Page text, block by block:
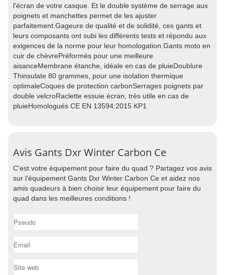
l'écran de votre casque. Et le double système de serrage aux
poignets et manchettes permet de les ajuster
parfaitement.Gageure de qualité et de solidité, ces gants et
leurs composants ont subi les différents tests et répondu aux
exigences de la norme pour leur homologation.Gants moto en
cuir de chèvrePréformés pour une meilleure
aisanceMembrane étanche, idéale en cas de pluieDoublure
Thinsulate 80 grammes, pour une isolation thermique
optimaleCoques de protection carbonSerrages poignets par
double velcroRaclette essuie écran, très utile en cas de
pluieHomologués CE EN 13594:2015 KP1
Avis Gants Dxr Winter Carbon Ce
C'est votre équipement pour faire du quad ? Partagez vos avis
sur l'équipement Gants Dxr Winter Carbon Ce et aidez nos
amis quadeurs à bien choisir leur équipement pour faire du
quad dans les meilleures conditions !